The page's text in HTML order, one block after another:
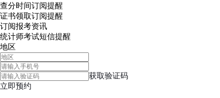
查分时间订阅提醒
证书领取订阅提醒
订阅报考资讯
统计师考试短信提醒
地区
获取验证码
立即预约